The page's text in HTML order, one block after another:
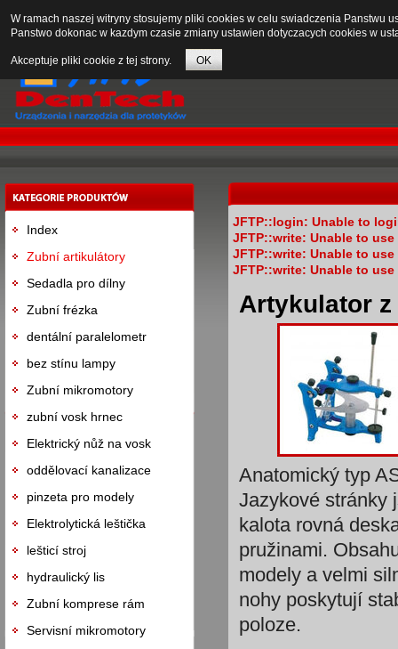
Index
Zubní artikulátory
Sedadla pro dílny
Zubní frézka
dentální paralelometr
bez stínu lampy
Zubní mikromotory
zubní vosk hrnec
Elektrický nůž na vosk
oddělovací kanalizace
pinzeta pro modely
Elektrolytická leštička
lešticí stroj
hydraulický lis
Zubní komprese rám
Servisní mikromotory
JFTP::login: Unable to
JFTP::write: Unable to
JFTP::write: Unable to
JFTP::write: Unable to
Artykulator z
Anatomický typ
Jazykové stránky
kalota rovná
pružinami.
modely a velmi
nohy poskytují
poloze.
W ramach naszej witryny stosujemy pliki cookies w celu swiadczenia Panstwu
Panstwo dokonac w kazdym czasie zmiany ustawien dotyczacych cookies w
Akceptuje pliki cookie z tej strony. OK